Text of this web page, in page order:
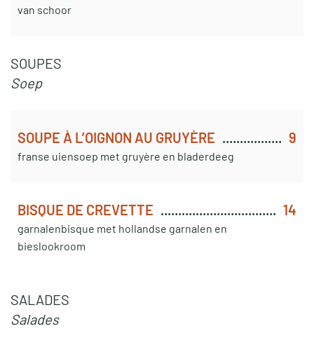
van schoor
SOUPES
Soep
SOUPE À L’OIGNON AU GRUYÈRE 9
franse uiensoep met gruyère en bladerdeeg
BISQUE DE CREVETTE 14
garnalenbisque met hollandse garnalen en
bieslookroom
SALADES
Salades